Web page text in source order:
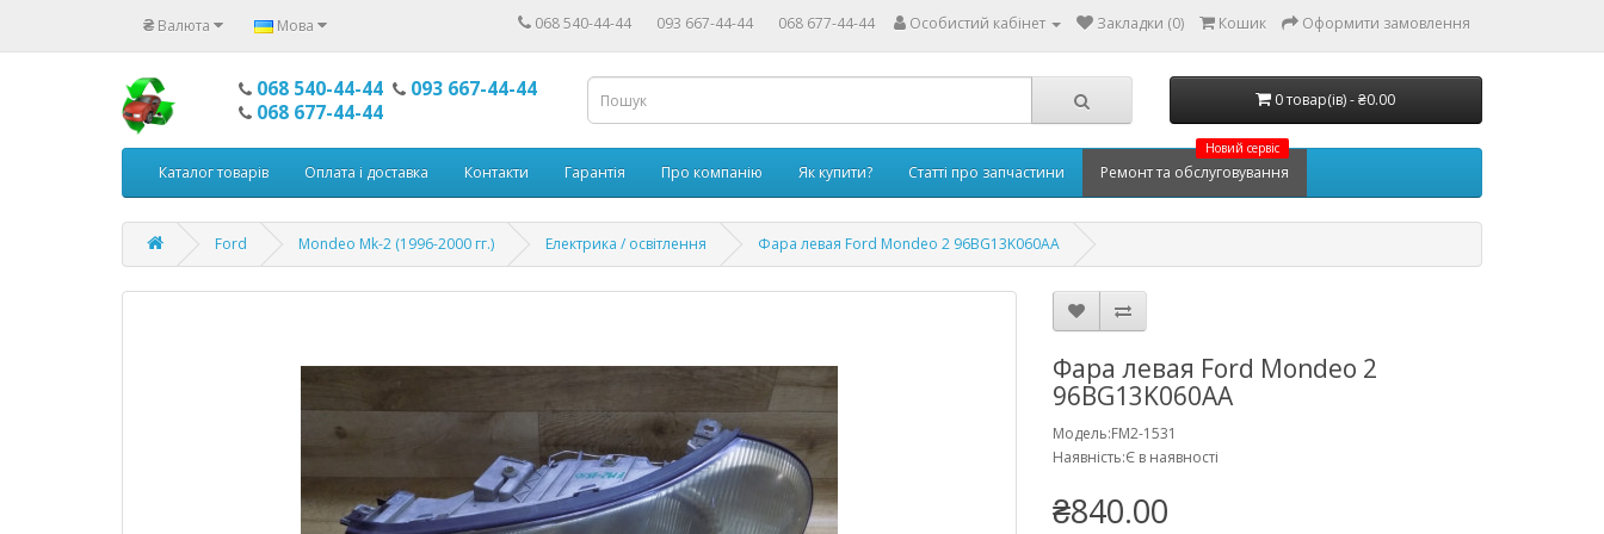
₴ Валюта Мова 068 540-44-44 093 667-44-44 068 677-44-44 Особистий кабінет Закладки (0) Кошик Оформити замовлення
068 540-44-44
093 667-44-44
068 677-44-44
0 товар(ів) - ₴0.00
Каталог товарів Оплата і доставка Контакти Гарантія Про компанію Як купити? Статті про запчастини
Новий сервіс
Ремонт та обслуговування
Ford Mondeo Mk-2 (1996-2000 гг.) Електрика / освітлення Фара левая Ford Mondeo 2 96BG13K060AA
Фара левая Ford Mondeo 2
96BG13K060AA
Модель:FM2-1531
Наявність:Є в наявності
₴840.00